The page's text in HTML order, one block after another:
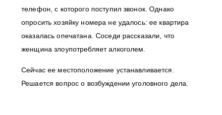
телефон, с которого поступил звонок. Однако
опросить хозяйку номера не удалось: ее квартира
оказалась опечатана. Соседи рассказали, что
женщина злоупотребляет алкоголем.
Сейчас ее местоположение устанавливается.
Решается вопрос о возбуждении уголовного дела.